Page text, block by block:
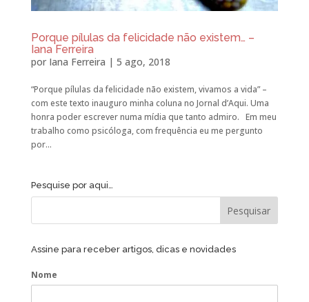
Porque pílulas da felicidade não existem… –
Iana Ferreira
por Iana Ferreira | 5 ago, 2018
“Porque pílulas da felicidade não existem, vivamos a vida” –
com este texto inauguro minha coluna no Jornal d’Aqui. Uma
honra poder escrever numa mídia que tanto admiro. Em meu
trabalho como psicóloga, com frequência eu me pergunto
por...
Pesquise por aqui…
Assine para receber artigos, dicas e novidades
Nome